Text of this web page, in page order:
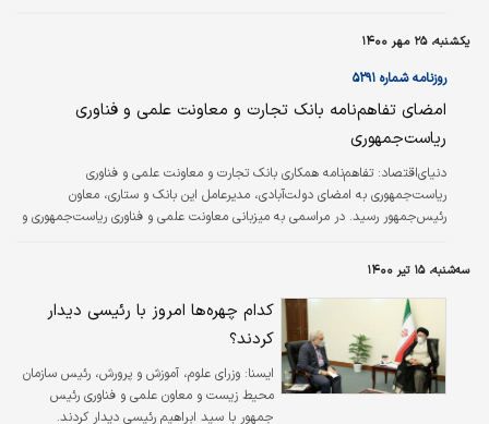
شماره‌گذاری برای نخستین خودروی برقی ایرانی خبر داد و اظهار کرد که خودروی
برقی ایرانی مجوز شماره‌گذاری و پلاک گرفته و به زودی وارد خیابان‌ها می‌شود. وی در
ادامه همچنین تاکید کرده بود که خودروی برقی پلاک‌گذاری شده، ۵ سال زمان…
یکشنبه، ۲۵ مهر ۱۴۰۰
روزنامه شماره ۵۲۹۱
امضای تفاهم‌نامه بانک تجارت و معاونت علمی و فناوری
ریاست‌جمهوری
دنیای‌اقتصاد: تفاهم‌نامه همکاری بانک تجارت و معاونت علمی و فناوری
ریاست‌جمهوری به امضای دولت‌آبادی، مدیرعامل این بانک و ستاری، معاون
رئیس‌جمهور رسید. در مراسمی به میزبانی معاونت علمی و فناوری ریاست‌جمهوری و
بانک تجارت، تفاهم‌نامه همکاری بین این دو مجموعه به امضا رسید.
سه‌شنبه، ۱۵ تیر ۱۴۰۰
کدام چهره‌ها امروز با رئیسی دیدار
کردند؟
ايسنا: وزرای علوم، آموزش و پرورش، رئیس سازمان
محیط زیست و معاون علمی و فناوری رئیس
جمهور با سید ابراهیم رئیسی دیدار کردند.